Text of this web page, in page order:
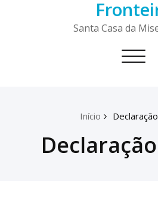
Santa Casa da
Toggle
Início